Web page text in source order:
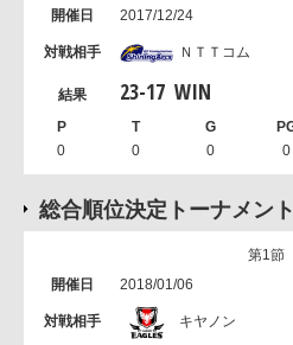
2017/12/24
ＮＴＴコム
23-17 WIN
0 0 0 0
総合順位決定トーナメント
第1節
2018/01/06
キヤノン